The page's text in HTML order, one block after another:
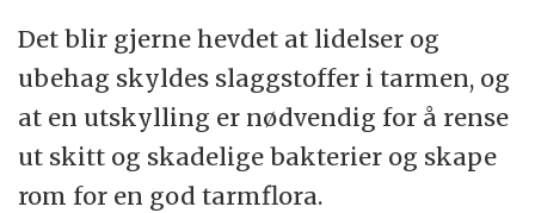
Det blir gjerne hevdet at lidelser og
ubehag skyldes slaggstoffer i tarmen, og
at en utskylling er nødvendig for å rense
ut skitt og skadelige bakterier og skape
rom for en god tarmflora.